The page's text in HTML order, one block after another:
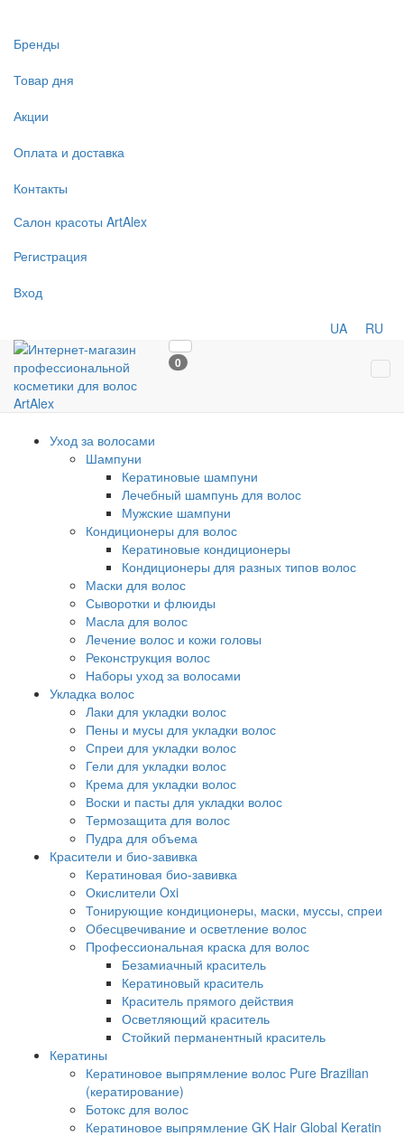
Бренды
Товар дня
Акции
Оплата и доставка
Контакты
Салон красоты ArtAlex
Регистрация
Вход
UA RU
0
Уход за волосами
Шампуни
Кератиновые шампуни
Лечебный шампунь для волос
Мужские шампуни
Кондиционеры для волос
Кератиновые кондиционеры
Кондиционеры для разных типов волос
Маски для волос
Сыворотки и флюиды
Масла для волос
Лечение волос и кожи головы
Реконструкция волос
Наборы уход за волосами
Укладка волос
Лаки для укладки волос
Пены и мусы для укладки волос
Спреи для укладки волос
Гели для укладки волос
Крема для укладки волос
Воски и пасты для укладки волос
Термозащита для волос
Пудра для объема
Красители и био-завивка
Кератиновая био-завивка
Окислители Oxi
Тонирующие кондиционеры, маски, муссы, спреи
Обесцвечивание и осветление волос
Профессиональная краска для волос
Безамиачный краситель
Кератиновый краситель
Краситель прямого действия
Осветляющий краситель
Стойкий перманентный краситель
Кератины
Кератиновое выпрямление волос Pure Brazilian
(кератирование)
Ботокс для волос
Кератиновое выпрямление GK Hair Global Keratin